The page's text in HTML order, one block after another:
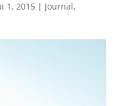
1, 2015| Journal,